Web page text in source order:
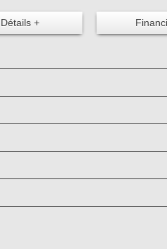
Détails +